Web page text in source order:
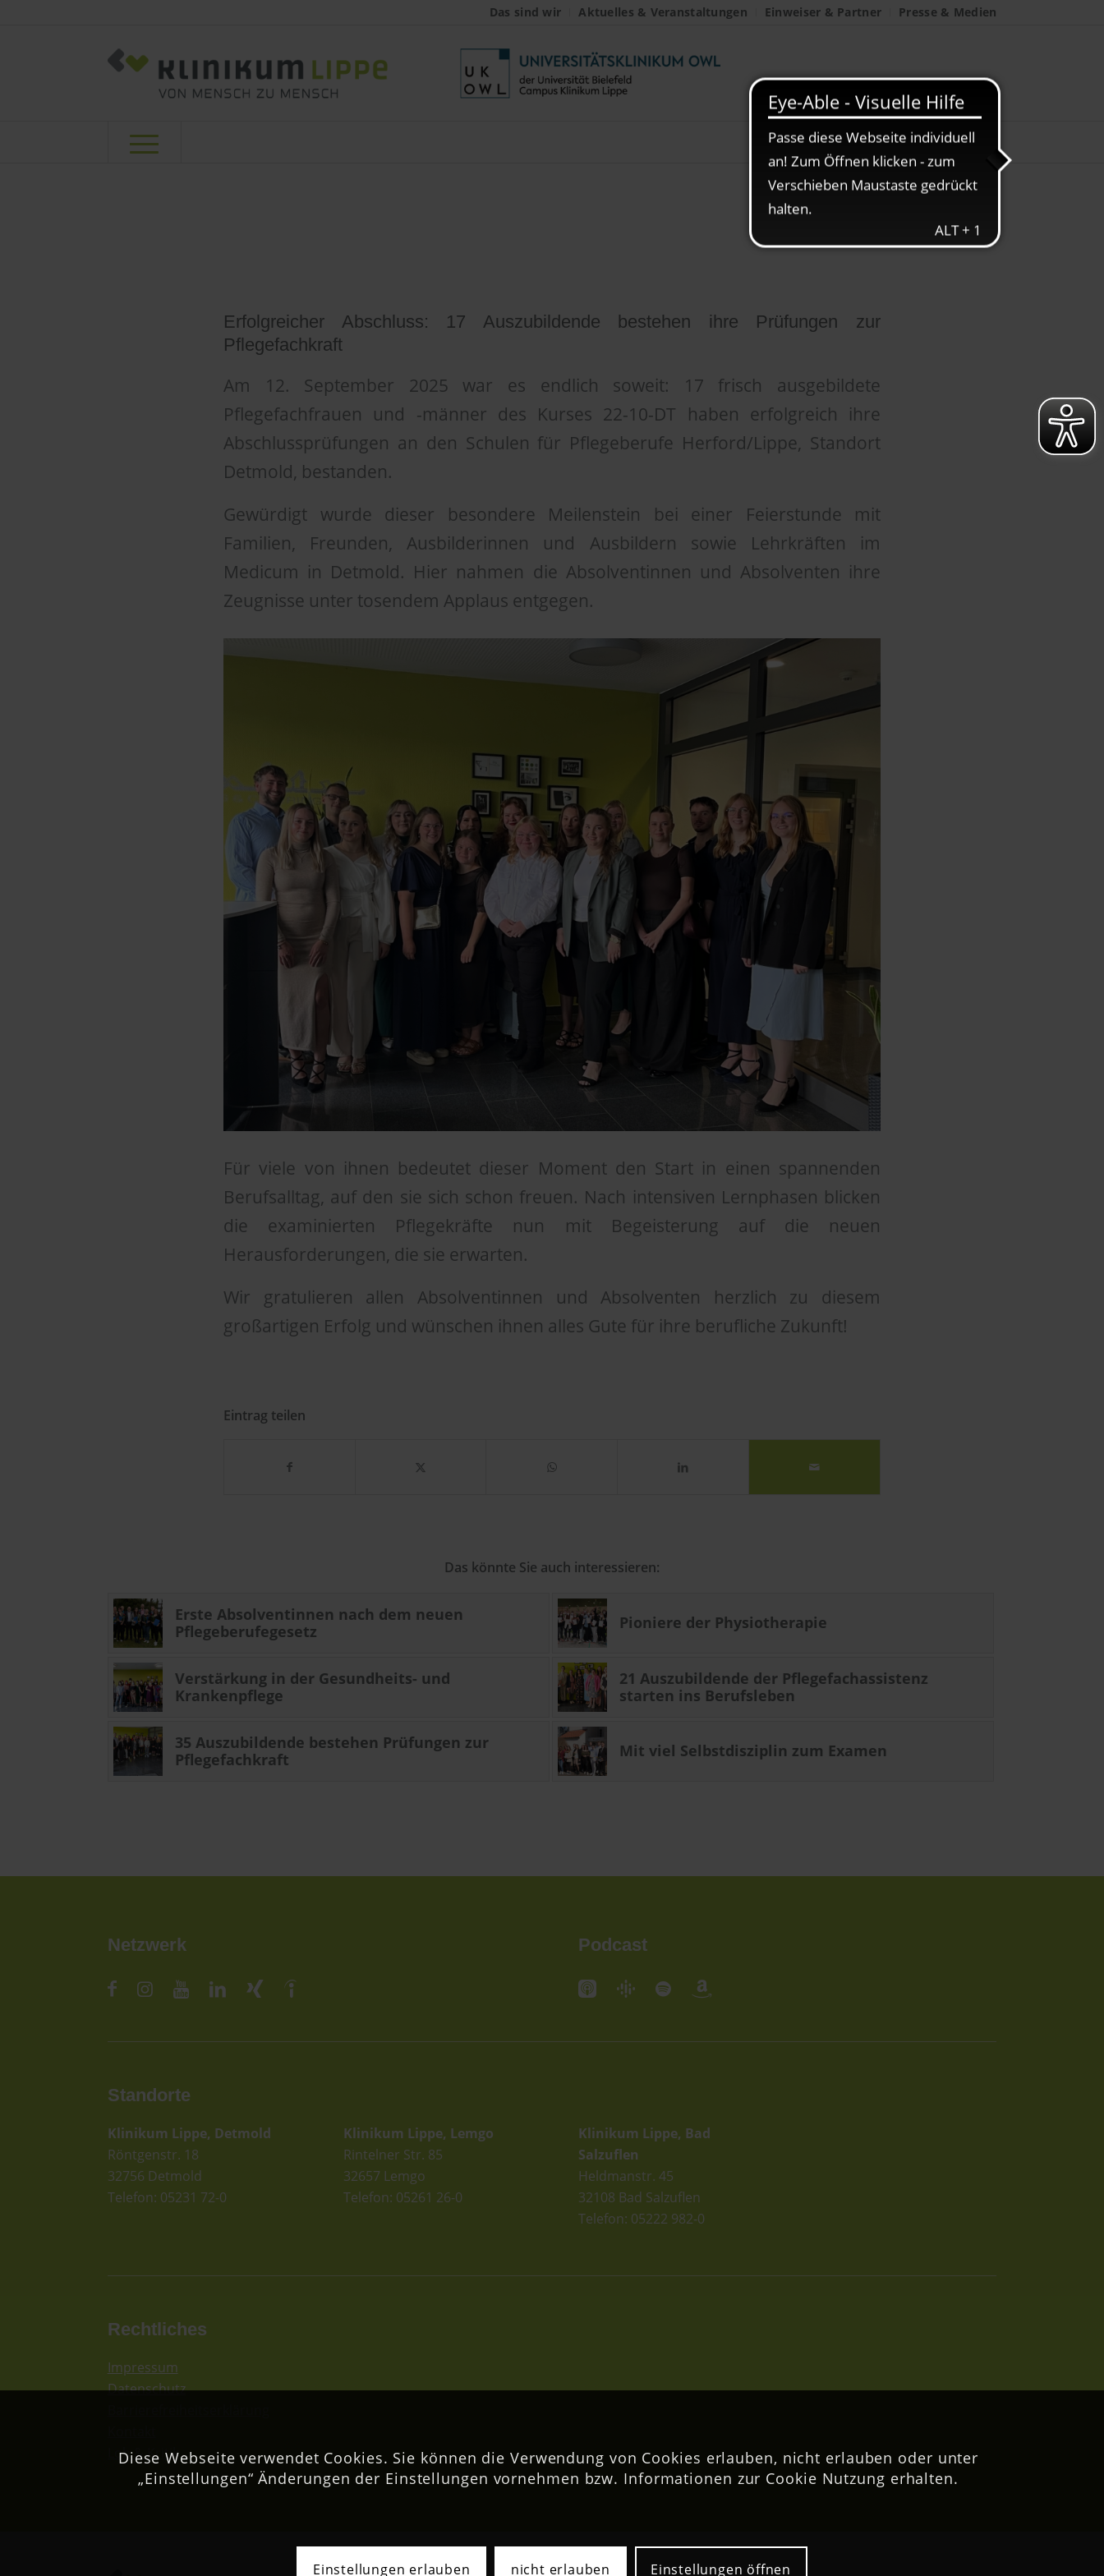
Das sind wir Aktuelles & Veranstaltungen Einweiser & Partner Presse & Medien
Erfolgreicher Abschluss: 17 Auszubildende bestehen ihre Prüfungen zur
Pflegefachkraft
Am 12. September 2025 war es endlich soweit: 17 frisch ausgebildete
Pflegefachfrauen und -männer des Kurses 22-10-DT haben erfolgreich ihre
Abschlussprüfungen an den Schulen für Pflegeberufe Herford/Lippe, Standort
Detmold, bestanden.
Gewürdigt wurde dieser besondere Meilenstein bei einer Feierstunde mit
Familien, Freunden, Ausbilderinnen und Ausbildern sowie Lehrkräften im
Medicum in Detmold. Hier nahmen die Absolventinnen und Absolventen ihre
Zeugnisse unter tosendem Applaus entgegen.
Für viele von ihnen bedeutet dieser Moment den Start in einen spannenden
Berufsalltag, auf den sie sich schon freuen. Nach intensiven Lernphasen blicken
die examinierten Pflegekräfte nun mit Begeisterung auf die neuen
Herausforderungen, die sie erwarten.
Wir gratulieren allen Absolventinnen und Absolventen herzlich zu diesem
großartigen Erfolg und wünschen ihnen alles Gute für ihre berufliche Zukunft!
Eintrag teilen
Das könnte Sie auch interessieren:
Erste Absolventinnen nach dem neuen
Pflegeberufegesetz
Pioniere der Physiotherapie
Verstärkung in der Gesundheits- und
Krankenpflege
21 Auszubildende der Pflegefachassistenz
starten ins Berufsleben
35 Auszubildende bestehen Prüfungen zur
Pflegefachkraft
Mit viel Selbstdisziplin zum Examen
Netzwerk Podcast
Standorte
Klinikum Lippe, Detmold
Röntgenstr. 18
32756 Detmold
Telefon: 05231 72-0
Klinikum Lippe, Lemgo
Rintelner Str. 85
32657 Lemgo
Telefon: 05261 26-0
Klinikum Lippe, Bad
Salzuflen
Heldmanstr. 45
32108 Bad Salzuflen
Telefon: 05222 982-0
Rechtliches
Impressum
Datenschutz
Lob & Kritik
Diese Webseite verwendet Cookies. Sie können die Verwendung von Cookies erlauben, nicht erlauben oder unter
„Einstellungen“ Änderungen der Einstellungen vornehmen bzw. Informationen zur Cookie Nutzung erhalten.
Einstellungen erlauben nicht erlauben Einstellungen öffnen